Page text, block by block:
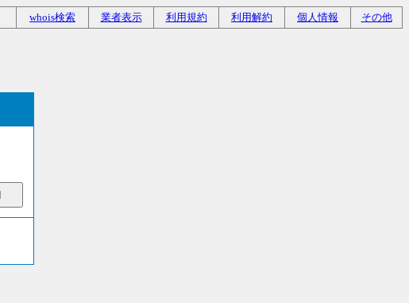
whois検索 業者表示 利用規約 利用解約 個人情報 その他